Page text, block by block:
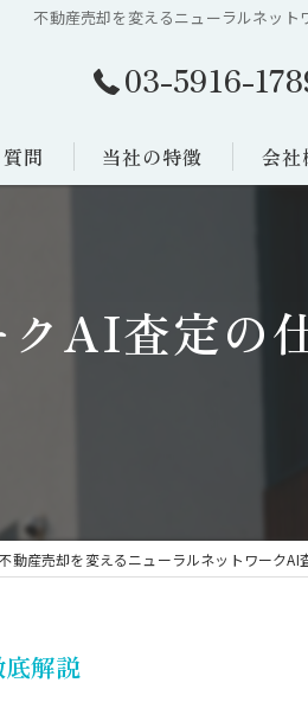
不動産売却を変えるニューラルネッ
03-5916-
問 当社の特徴
工場
会社
AI査定の
動産売却を変えるニューラルネットワーク
解説